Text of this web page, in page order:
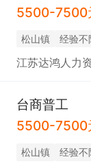
5500-7500
松山镇 经验不
江苏达鸿人力
台商普工
5500-7500
松山镇 经验不